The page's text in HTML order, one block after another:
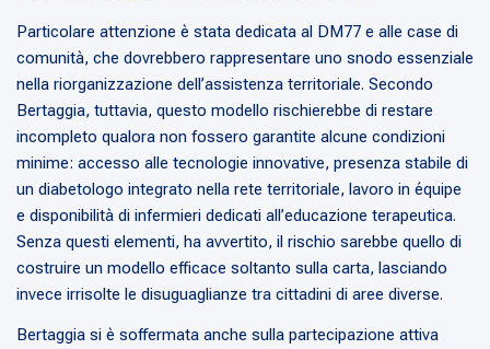
Particolare attenzione è stata dedicata al DM77 e alle case di
comunità, che dovrebbero rappresentare uno snodo essenziale
nella riorganizzazione dell’assistenza territoriale. Secondo
Bertaggia, tuttavia, questo modello rischierebbe di restare
incompleto qualora non fossero garantite alcune condizioni
minime: accesso alle tecnologie innovative, presenza stabile di
un diabetologo integrato nella rete territoriale, lavoro in équipe
e disponibilità di infermieri dedicati all’educazione terapeutica.
Senza questi elementi, ha avvertito, il rischio sarebbe quello di
costruire un modello efficace soltanto sulla carta, lasciando
invece irrisolte le disuguaglianze tra cittadini di aree diverse.
Bertaggia si è soffermata anche sulla partecipazione attiva